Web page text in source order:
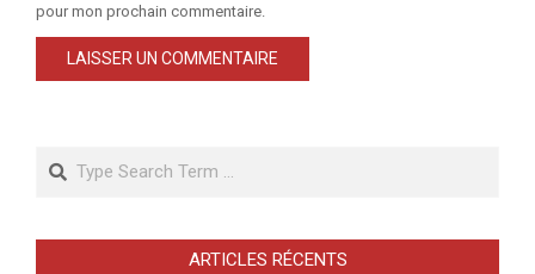
pour mon prochain commentaire.
Search
ARTICLES RÉCENTS